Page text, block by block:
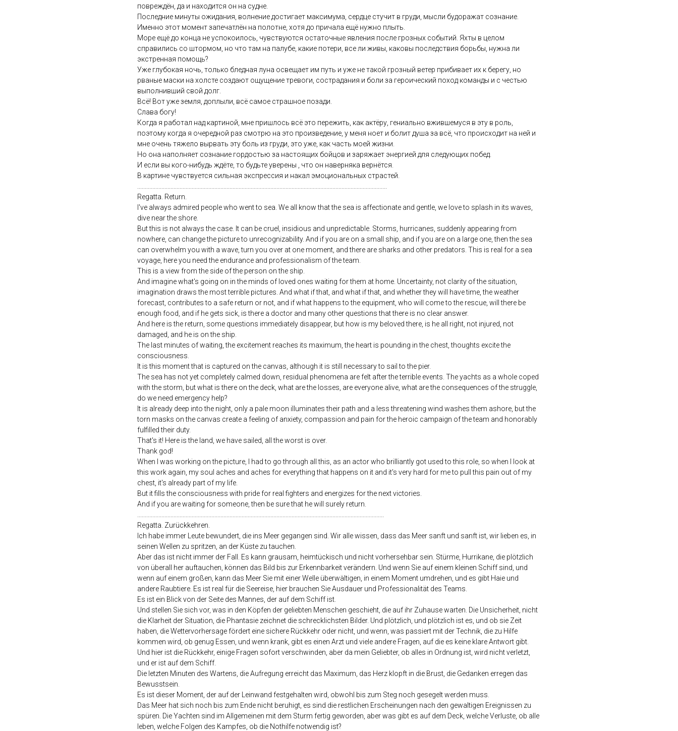
повреждён, да и находится он на судне.
Последние минуты ожидания, волнение достигает максимума, сердце стучит в груди, мысли будоражат сознание.
Именно этот момент запечатлён на полотне, хотя до причала ещё нужно плыть.
Море ещё до конца не успокоилось, чувствуются остаточные явления после грозных событий. Яхты в целом
справились со штормом, но что там на палубе, какие потери, все ли живы, каковы последствия борьбы, нужна ли
экстренная помощь?
Уже глубокая ночь, только бледная луна освещает им путь и уже не такой грозный ветер прибивает их к берегу, но
рваные маски на холсте создают ощущение тревоги, сострадания и боли за героический поход команды и с честью
выполнивший свой долг.
Всё! Вот уже земля, доплыли, всё самое страшное позади.
Слава богу!
Когда я работал над картиной, мне пришлось всё это пережить, как актёру, гениально вжившемуся в эту в роль,
поэтому когда я очередной раз смотрю на это произведение, у меня ноет и болит душа за всё, что происходит на ней и
мне очень тяжело вырвать эту боль из груди, это уже, как часть моей жизни.
Но она наполняет сознание гордостью за настоящих бойцов и заряжает энергией для следующих побед.
И если вы кого-нибудь ждёте, то будьте уверены , что он наверняка вернётся.
В картине чувствуется сильная экспрессия и накал эмоциональных страстей.
Regatta. Return.
I've always admired people who went to sea. We all know that the sea is affectionate and gentle, we love to splash in its waves,
dive near the shore.
But this is not always the case. It can be cruel, insidious and unpredictable. Storms, hurricanes, suddenly appearing from
nowhere, can change the picture to unrecognizability. And if you are on a small ship, and if you are on a large one, then the sea
can overwhelm you with a wave, turn you over at one moment, and there are sharks and other predators. This is real for a sea
voyage, here you need the endurance and professionalism of the team.
This is a view from the side of the person on the ship.
And imagine what's going on in the minds of loved ones waiting for them at home. Uncertainty, not clarity of the situation,
imagination draws the most terrible pictures. And what if that, and what if that, and whether they will have time, the weather
forecast, contributes to a safe return or not, and if what happens to the equipment, who will come to the rescue, will there be
enough food, and if he gets sick, is there a doctor and many other questions that there is no clear answer.
And here is the return, some questions immediately disappear, but how is my beloved there, is he all right, not injured, not
damaged, and he is on the ship.
The last minutes of waiting, the excitement reaches its maximum, the heart is pounding in the chest, thoughts excite the
consciousness.
It is this moment that is captured on the canvas, although it is still necessary to sail to the pier.
The sea has not yet completely calmed down, residual phenomena are felt after the terrible events. The yachts as a whole coped
with the storm, but what is there on the deck, what are the losses, are everyone alive, what are the consequences of the struggle,
do we need emergency help?
It is already deep into the night, only a pale moon illuminates their path and a less threatening wind washes them ashore, but the
torn masks on the canvas create a feeling of anxiety, compassion and pain for the heroic campaign of the team and honorably
fulfilled their duty.
That's it! Here is the land, we have sailed, all the worst is over.
Thank god!
When I was working on the picture, I had to go through all this, as an actor who brilliantly got used to this role, so when I look at
this work again, my soul aches and aches for everything that happens on it and it's very hard for me to pull this pain out of my
chest, it's already part of my life.
But it fills the consciousness with pride for real fighters and energizes for the next victories.
And if you are waiting for someone, then be sure that he will surely return.
Regatta. Zurückkehren.
Ich habe immer Leute bewundert, die ins Meer gegangen sind. Wir alle wissen, dass das Meer sanft und sanft ist, wir lieben es, in
seinen Wellen zu spritzen, an der Küste zu tauchen.
Aber das ist nicht immer der Fall. Es kann grausam, heimtückisch und nicht vorhersehbar sein. Stürme, Hurrikane, die plötzlich
von überall her auftauchen, können das Bild bis zur Erkennbarkeit verändern. Und wenn Sie auf einem kleinen Schiff sind, und
wenn auf einem großen, kann das Meer Sie mit einer Welle überwältigen, in einem Moment umdrehen, und es gibt Haie und
andere Raubtiere. Es ist real für die Seereise, hier brauchen Sie Ausdauer und Professionalität des Teams.
Es ist ein Blick von der Seite des Mannes, der auf dem Schiff ist.
Und stellen Sie sich vor, was in den Köpfen der geliebten Menschen geschieht, die auf ihr Zuhause warten. Die Unsicherheit, nicht
die Klarheit der Situation, die Phantasie zeichnet die schrecklichsten Bilder. Und plötzlich, und plötzlich ist es, und ob sie Zeit
haben, die Wettervorhersage fördert eine sichere Rückkehr oder nicht, und wenn, was passiert mit der Technik, die zu Hilfe
kommen wird, ob genug Essen, und wenn krank, gibt es einen Arzt und viele andere Fragen, auf die es keine klare Antwort gibt.
Und hier ist die Rückkehr, einige Fragen sofort verschwinden, aber da mein Geliebter, ob alles in Ordnung ist, wird nicht verletzt,
und er ist auf dem Schiff.
Die letzten Minuten des Wartens, die Aufregung erreicht das Maximum, das Herz klopft in die Brust, die Gedanken erregen das
Bewusstsein.
Es ist dieser Moment, der auf der Leinwand festgehalten wird, obwohl bis zum Steg noch gesegelt werden muss.
Das Meer hat sich noch bis zum Ende nicht beruhigt, es sind die restlichen Erscheinungen nach den gewaltigen Ereignissen zu
spüren. Die Yachten sind im Allgemeinen mit dem Sturm fertig geworden, aber was gibt es auf dem Deck, welche Verluste, ob alle
leben, welche Folgen des Kampfes, ob die Nothilfe notwendig ist?